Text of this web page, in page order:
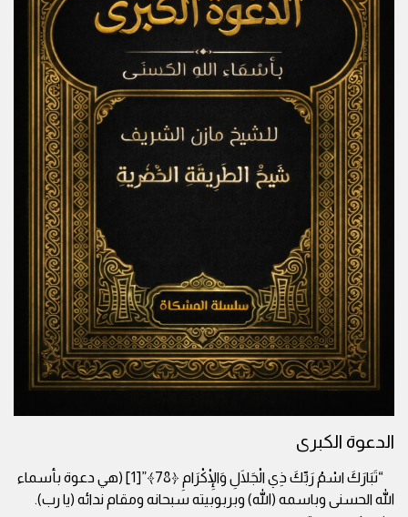
الدعوة الكبرى
“تَبَارَكَ اسْمُ رَبِّكَ ذِي الْجَلَالِ وَالْإِكْرَامِ ﴿78﴾”[1] (هي دعوة بأسماء
الله الحسنى وباسمه (الله) وبربوبيته سبحانه ومقام ندائه (يا رب).